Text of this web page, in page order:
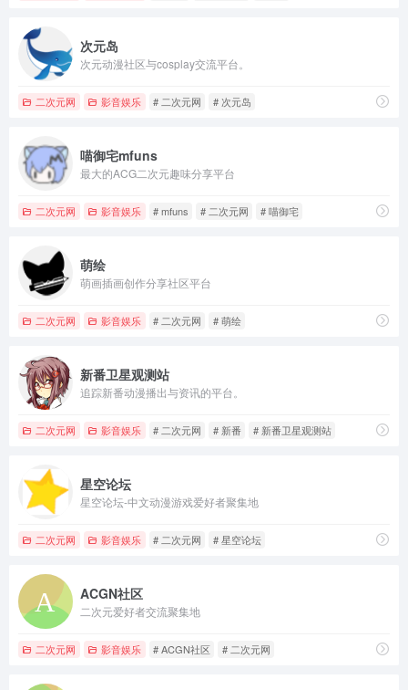
次元岛
次元动漫社区与cosplay交流平台。
二次元网 影音娱乐 # 二次元网 # 次元岛
喵御宅mfuns
最大的ACG二次元趣味分享平台
二次元网 影音娱乐 # mfuns # 二次元网 # 喵御宅
萌绘
萌画插画创作分享社区平台
二次元网 影音娱乐 # 二次元网 # 萌绘
新番卫星观测站
追踪新番动漫播出与资讯的平台。
二次元网 影音娱乐 # 二次元网 # 新番 # 新番卫星观测站
星空论坛
星空论坛-中文动漫游戏爱好者聚集地
二次元网 影音娱乐 # 二次元网 # 星空论坛
ACGN社区
二次元爱好者交流聚集地
二次元网 影音娱乐 # ACGN社区 # 二次元网